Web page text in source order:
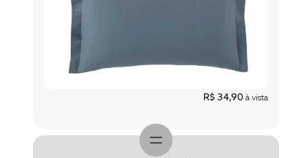
R$ 34,90 à vista